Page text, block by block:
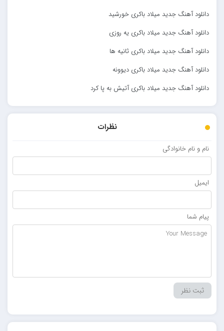
دانلود آهنگ جدید میلاد باکری خورشید
دانلود آهنگ جدید میلاد باکری یه روزی
دانلود آهنگ جدید میلاد باکری ثانیه ها
دانلود آهنگ جدید میلاد باکری دیوونه
دانلود آهنگ جدید میلاد باکری آتیش به پا کرد
نظرات
نام و نام خانوادگی
ایمیل
پیام شما